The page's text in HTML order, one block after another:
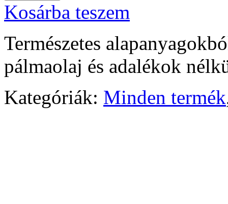
Kosárba teszem
Természetes
pálmaolaj és adalékok
Kategóriák: Minden termék